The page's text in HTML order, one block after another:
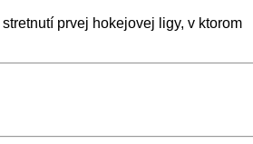
prvej hokejovej ligy, v ktorom